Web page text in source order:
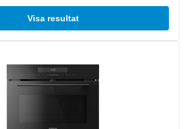
Visa resultat